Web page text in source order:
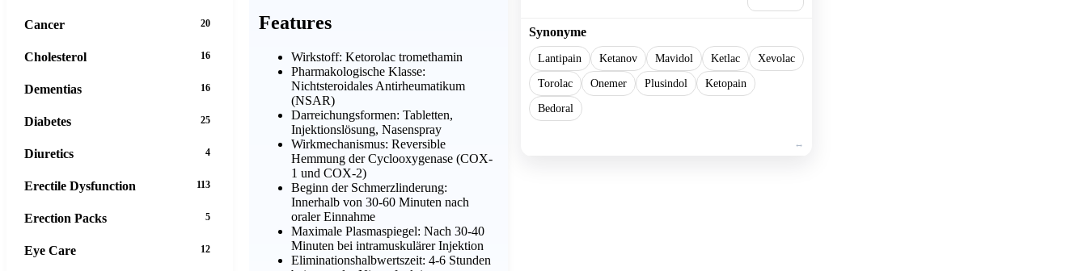
Features
Wirkstoff: Ketorolac tromethamin
Pharmakologische Klasse:
Nichtsteroidales Antirheumatikum
(NSAR)
Darreichungsformen: Tabletten,
Injektionslösung, Nasenspray
Wirkmechanismus: Reversible
Hemmung der Cyclooxygenase (COX-
1 und COX-2)
Beginn der Schmerzlinderung:
Innerhalb von 30-60 Minuten nach
oraler Einnahme
Maximale Plasmaspiegel: Nach 30-40
Minuten bei intramuskulärer Injektion
Eliminationshalbwertszeit: 4-6 Stunden
Synonyme
Lantipain Ketanov Mavidol Ketlac
Xevolac
Torolac
Onemer Plusindol
Ketopain
Bedoral
Cancer 20
Cholesterol 16
Dementias 16
Diabetes 25
Diuretics 4
Erectile Dysfunction 113
Erection Packs 5
Eye Care 12